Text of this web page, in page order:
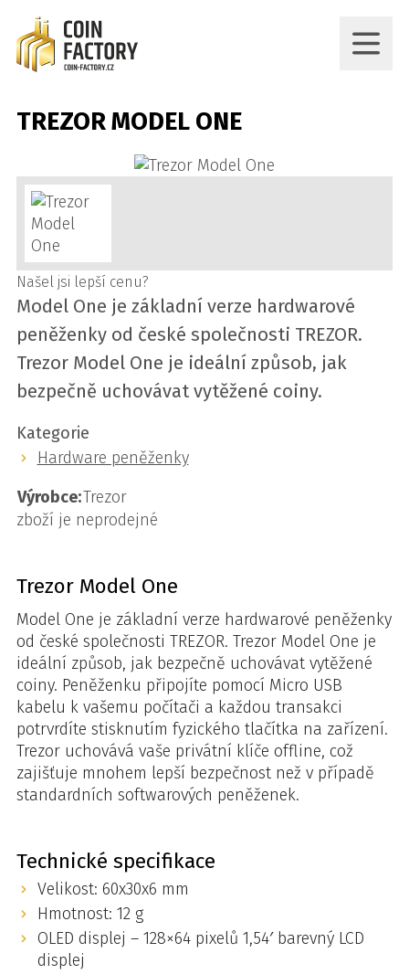
TREZOR MODEL ONE
Našel jsi lepší cenu?
Model One je základní verze hardwarové
peněženky od české společnosti TREZOR.
Trezor Model One je ideální způsob, jak
bezpečně uchovávat vytěžené coiny.
Kategorie
Hardware peněženky
Výrobce:Trezor
zboží je neprodejné
Trezor Model One
Model One je základní verze hardwarové peněženky
od české společnosti TREZOR. Trezor Model One je
ideální způsob, jak bezpečně uchovávat vytěžené
coiny. Peněženku připojíte pomocí Micro USB
kabelu k vašemu počítači a každou transakci
potrvrdíte stisknutím fyzického tlačítka na zařízení.
Trezor uchovává vaše privátní klíče offline, což
zajišťuje mnohem lepší bezpečnost než v případě
standardních softwarových peněženek.
Technické specifikace
Velikost: 60x30x6 mm
Hmotnost: 12 g
OLED displej – 128×64 pixelů 1,54′ barevný LCD
displej